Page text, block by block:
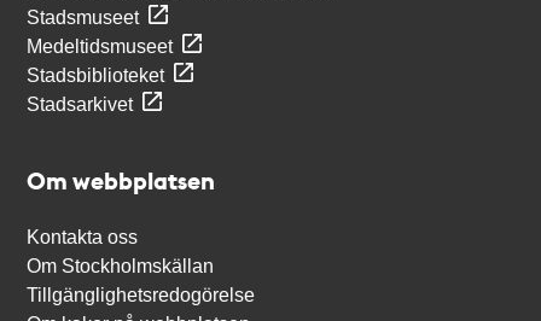
Stadsmuseet
Medeltidsmuseet
Stadsbiblioteket
Stadsarkivet
Om webbplatsen
Kontakta oss
Om Stockholmskällan
Tillgänglighetsredogörelse